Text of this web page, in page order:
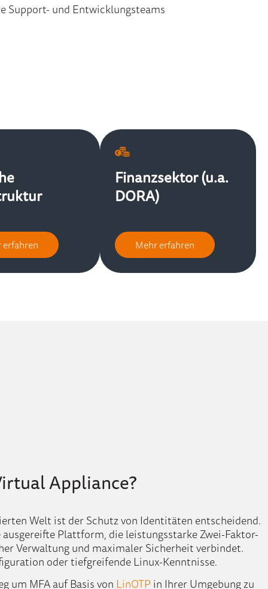
Support- und Entwicklungsteams
erfahren
Finanzsektor (u.a.
DORA)
Mehr erfahren
Appliance?
Welt ist der Schutz von Identitäten entscheidend.
ausgereifte Plattform, die leistungsstarke Zwei-Faktor-
Verwaltung und maximaler Sicherheit verbindet.
oder tiefgreifende Linux-Kenntnisse.
um MFA auf Basis von LinOTPin Ihrer Umgebung zu